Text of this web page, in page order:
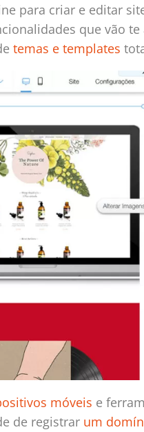
para criar e editar
que vão
temas e templates
móveis e
de registrar um